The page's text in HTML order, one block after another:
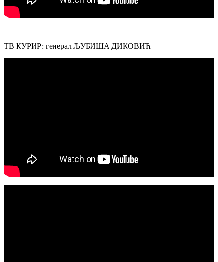
ТВ КУРИР: генерал ЉУБИША ДИКОВИЋ